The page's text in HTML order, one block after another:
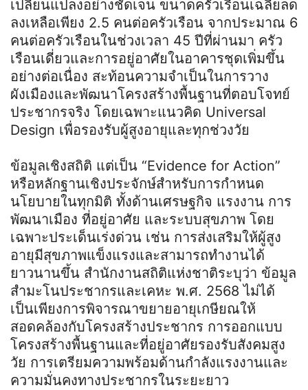
เปลี่ยนแปลงอย่างชัดเจน ขนาดครัวเรือนเฉลี่ยลด
ลงเหลือเพียง 2.5 คนต่อครัวเรือน จากประมาณ 6
คนต่อครัวเรือนในช่วงเวลา 45 ปีที่ผ่านมา ครัว
เรือนเดี่ยวและการอยู่อาศัยในอาคารชุดเพิ่มขึ้น
อย่างต่อเนื่อง สะท้อนความจำเป็นในการวาง
ผังเมืองและพัฒนาโครงสร้างพื้นฐานที่ตอบโจทย์
ประชากรจริง โดยเฉพาะแนวคิด Universal
Design เพื่อรองรับผู้สูงอายุและทุกช่วงวัย
ข้อมูลเชิงสถิติ แต่เป็น “Evidence for Action”
หรือหลักฐานเชิงประจักษ์สำหรับการกำหนด
นโยบายในทุกมิติ ทั้งด้านเศรษฐกิจ แรงงาน การ
พัฒนาเมือง ที่อยู่อาศัย และระบบสุขภาพ โดย
เฉพาะประเด็นเร่งด่วน เช่น การส่งเสริมให้ผู้สูง
อายุมีสุขภาพแข็งแรงและสามารถทำงานได้
ยาวนานขึ้น สำนักงานสถิติแห่งชาติระบุว่า ข้อมูล
สำมะโนประชากรและเคหะ พ.ศ. 2568 ไม่ได้
เป็นเพียงการพิจารณาขยายอายุเกษียณให้
สอดคล้องกับโครงสร้างประชากร การออกแบบ
โครงสร้างพื้นฐานและที่อยู่อาศัยรองรับสังคมสูง
วัย การเตรียมความพร้อมด้านกำลังแรงงานและ
ความมั่นคงทางประชากรในระยะยาว